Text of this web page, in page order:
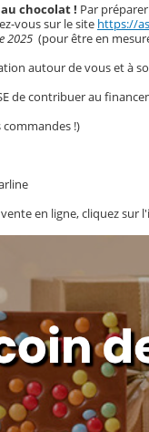
chocolat ! Par
vous sur le site https://
2025 (pour être en
autour de vous et
de contribuer au
!)
en ligne, cliquez sur